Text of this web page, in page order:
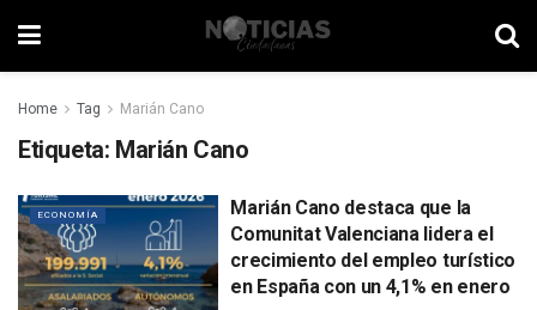
Home Tag Marián Cano
Etiqueta: Marián Cano
ECONOMÍA
Marián Cano destaca que la
Comunitat Valenciana lidera el
crecimiento del empleo turístico
en España con un 4,1% en enero